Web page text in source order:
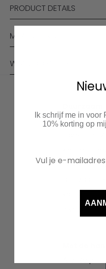
PRODUCT DETAILS
MAATVOERING
WASVOORSCHRIFT
Bestelde
Ook kiezen
Ik schrijf me in
10% korting op